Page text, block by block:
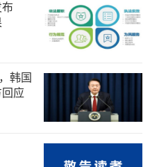
韩国
应